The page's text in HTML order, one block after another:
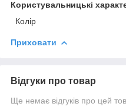
Користувальницькі
Колір
Приховати
Відгуки про товар
Ще немає відгуків про цей